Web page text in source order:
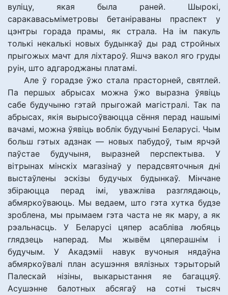
вуліцу, якая была раней. Шырокі,
саракавасьміметровы бетаніраваны праспект у
цэнтры горада прамы, як страла. На ім пакуль
толькі некалькі новых будынкаў ды рад стройных
прыгожых мачт для ліхтароў. Яшчэ вакол яго груды
руін, што адгароджаны платамі.
Але ў горадзе ўжо стала прасторней, святлей.
Па першых абрысах можна ўжо выразна ўявіць
сабе будучыню гэтай прыгожай магістралі. Так па
абрысах, якія вырысоўваюцца сёння перад нашымі
вачамі, можна ўявіць воблік будучыні Беларусі. Чым
больш гэтых адзнак — новых пабудоў, тым ярчэй
паўстае будучыня, выразней перспектыва. У
вітрынах мінскіх магазінаў у перадсвяточныя дні
выстаўлены эскізы будучых будынкаў. Мінчане
збіраюцца перад імі, уважліва разглядаюць,
абмяркоўваюць. Мы ведаем, што гэта хутка будзе
зроблена, мы прымаем гэта часта не як мару, а як
рэальнасць. У Беларусі цяпер асабліва любяць
глядзець наперад. Мы жывём цяперашнім і
будучым. У Акадэміі навук вучоныя нядаўна
абмяркоўвалі план асушэння вялізных тэрыторый
Палескай нізіны, выкарыстання яе багаццяў.
Асушэнне балотных абсягаў на сотні тысяч